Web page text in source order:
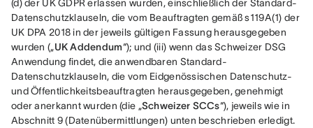
(d) der UK GDPR erlassen wurden, einschließlich der Standard-
Datenschutzklauseln, die vom Beauftragten gemäß s119A(1) der
UK DPA 2018 in der jeweils gültigen Fassung herausgegeben
wurden („UK Addendum“); und (iii) wenn das Schweizer DSG
Anwendung findet, die anwendbaren Standard-
Datenschutzklauseln, die vom Eidgenössischen Datenschutz-
und Öffentlichkeitsbeauftragten herausgegeben, genehmigt
oder anerkannt wurden (die „Schweizer SCCs“), jeweils wie in
Abschnitt 9 (Datenübermittlungen) unten beschrieben erledigt.